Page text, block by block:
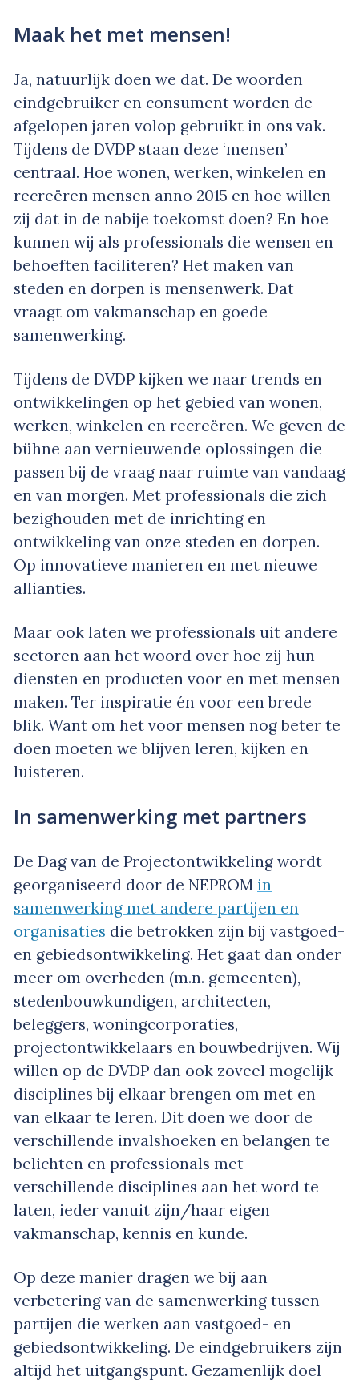
Maak het met mensen!
Ja, natuurlijk doen we dat. De woorden
eindgebruiker en consument worden de
afgelopen jaren volop gebruikt in ons vak.
Tijdens de DVDP staan deze ‘mensen’
centraal. Hoe wonen, werken, winkelen en
recreëren mensen anno 2015 en hoe willen
zij dat in de nabije toekomst doen? En hoe
kunnen wij als professionals die wensen en
behoeften faciliteren? Het maken van
steden en dorpen is mensenwerk. Dat
vraagt om vakmanschap en goede
samenwerking.
Tijdens de DVDP kijken we naar trends en
ontwikkelingen op het gebied van wonen,
werken, winkelen en recreëren. We geven de
bühne aan vernieuwende oplossingen die
passen bij de vraag naar ruimte van vandaag
en van morgen. Met professionals die zich
bezighouden met de inrichting en
ontwikkeling van onze steden en dorpen.
Op innovatieve manieren en met nieuwe
allianties.
Maar ook laten we professionals uit andere
sectoren aan het woord over hoe zij hun
diensten en producten voor en met mensen
maken. Ter inspiratie én voor een brede
blik. Want om het voor mensen nog beter te
doen moeten we blijven leren, kijken en
luisteren.
In samenwerking met partners
De Dag van de Projectontwikkeling wordt
georganiseerd door de NEPROM in
samenwerking met andere partijen en
organisaties die betrokken zijn bij vastgoed-
en gebiedsontwikkeling. Het gaat dan onder
meer om overheden (m.n. gemeenten),
stedenbouwkundigen, architecten,
beleggers, woningcorporaties,
projectontwikkelaars en bouwbedrijven. Wij
willen op de DVDP dan ook zoveel mogelijk
disciplines bij elkaar brengen om met en
van elkaar te leren. Dit doen we door de
verschillende invalshoeken en belangen te
belichten en professionals met
verschillende disciplines aan het word te
laten, ieder vanuit zijn/haar eigen
vakmanschap, kennis en kunde.
Op deze manier dragen we bij aan
verbetering van de samenwerking tussen
partijen die werken aan vastgoed- en
gebiedsontwikkeling. De eindgebruikers zijn
altijd het uitgangspunt. Gezamenlijk doel